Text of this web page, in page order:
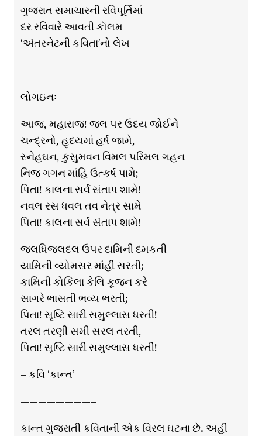
ગુજરાત સમાચારની રવિપૂર્તિમાં
દર રવિવારે આવતી કૉલમ
‘અંતરનેટની કવિતા’નો લેખ
————————–
લોગઇનઃ
આજ, મહારાજ! જલ પર ઉદય જોઈને
ચન્દ્રનો, હૃદયમાં હર્ષ જામે,
સ્નેહઘન, કુસુમવન વિમલ પરિમલ ગહન
નિજ ગગન માંહિ ઉત્કર્ષ પામે;
પિતા! કાલના સર્વ સંતાપ શામે!
નવલ રસ ધવલ તવ નેત્ર સામે
પિતા! કાલના સર્વ સંતાપ શામે!
જલધિજલદલ ઉપર દામિની દમકતી
યામિની વ્યોમસર માંહી સરતી;
કામિની કોકિલા કેલિ કૂજન કરે
સાગરે ભાસતી ભવ્ય ભરતી;
પિતા! સૃષ્ટિ સારી સમુલ્લાસ ધરતી!
તરલ તરણી સમી સરલ તરતી,
પિતા! સૃષ્ટિ સારી સમુલ્લાસ ધરતી!
– કવિ ‘કાન્ત’
————————–
કાન્ત ગુજરાતી કવિતાની એક વિરલ ઘટના છે. અહીં